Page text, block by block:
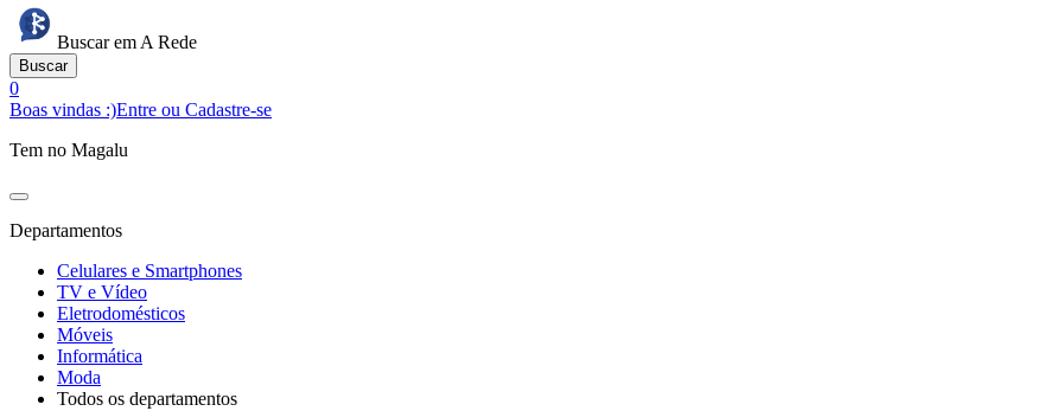
Buscar em A Rede
Buscar
0
Boas vindas :)Entre ou Cadastre-se
Tem no Magalu
Departamentos
Celulares e Smartphones
TV e Vídeo
Eletrodomésticos
Móveis
Informática
Moda
Todos os departamentos